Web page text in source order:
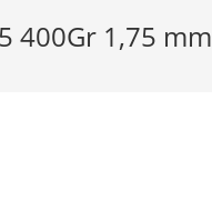
400Gr 1,75 mm